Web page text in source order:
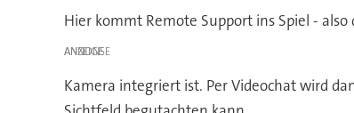
Hier kommt Remote Support ins Spiel -
ANZEIGE
Kamera integriert ist. Per Videochat wird